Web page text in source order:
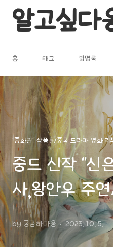
알고싶다
홈 태그 방명록
"중화권" 작품들/중국 드라마 영화 리
중드 신작 “신
사,왕안우 주
by 궁금하다옹 2023. 10. 5.